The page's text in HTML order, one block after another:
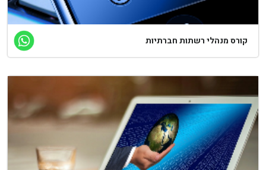
מנהלי רשתות חברתיות